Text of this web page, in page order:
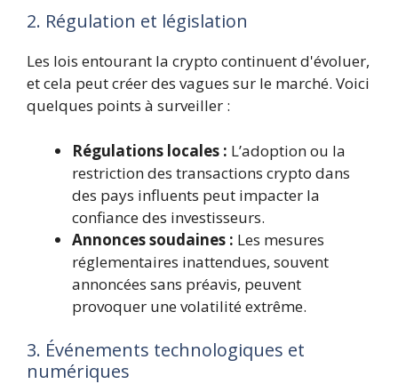
2. Régulation et législation
Les lois entourant la crypto continuent d'évoluer,
et cela peut créer des vagues sur le marché. Voici
quelques points à surveiller :
Régulations locales : L’adoption ou la
restriction des transactions crypto dans
des pays influents peut impacter la
confiance des investisseurs.
Annonces soudaines : Les mesures
réglementaires inattendues, souvent
annoncées sans préavis, peuvent
provoquer une volatilité extrême.
3. Événements technologiques et
numériques